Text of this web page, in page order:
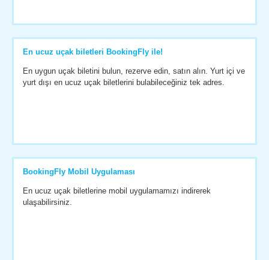
En ucuz uçak biletleri BookingFly ile!
En uygun uçak biletini bulun, rezerve edin, satın alın. Yurt içi ve
yurt dışı en ucuz uçak biletlerini bulabileceğiniz tek adres.
BookingFly Mobil Uygulaması
En ucuz uçak biletlerine mobil uygulamamızı indirerek
ulaşabilirsiniz.